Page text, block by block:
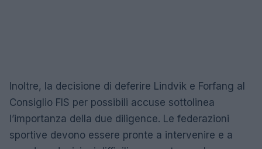
Inoltre, la decisione di deferire Lindvik e Forfang al
Consiglio FIS per possibili accuse sottolinea
l’importanza della due diligence. Le federazioni
sportive devono essere pronte a intervenire e a